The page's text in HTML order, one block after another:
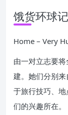
饿货环球记
Home – Very
由一对立志要
建。她们分别
于旅行技巧、
们的兴趣所在。